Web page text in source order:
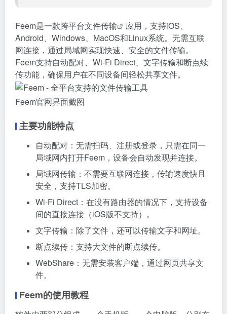
Feem是一款跨平台文件传输
应用，支持iOS、
Android、Windows、MacOS和Linux系统。无需互联
网连接，通过局域网实现快速、安全的文件传输。
Feem支持自动配对、Wi-Fi Direct、文字传输和断点续
传功能，确保用户在不同设备间轻松共享文件。
Feem官网界面截图
主要功能特点
自动配对：无需扫码、注册或登录，只需在同一
局域网内打开Feem，设备会自动发现并连接。
局域网传输：不需要互联网连接，传输速度快且
安全，支持TLS加密。
Wi-Fi Direct：在没有路由器的情况下，支持设备
间的直接连接（iOS版不支持）。
文字传输：除了文件，还可以传输文字和网址。
断点续传：支持大文件的断点续传。
WebShare：无需安装客户端，通过网页共享文
件。
Feem的使用教程